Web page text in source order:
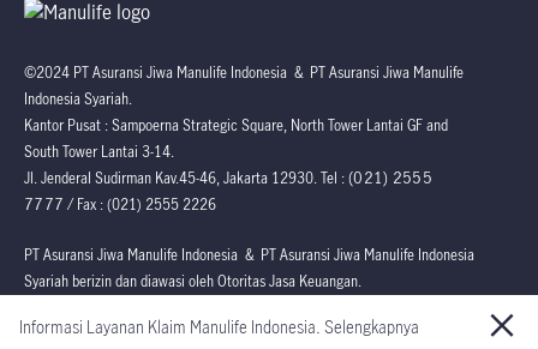
Informasi Layanan Klaim Manulife Indonesia. Selengkapnya
©2024 PT Asuransi Jiwa Manulife Indonesia & PT Asuransi Jiwa Manulife
Indonesia Syariah.
Kantor Pusat : Sampoerna Strategic Square, North Tower Lantai GF and
South Tower Lantai 3-14.
Jl. Jenderal Sudirman Kav.45-46, Jakarta 12930. Tel :(021) 2555
7777 / Fax : (021) 2555 2226
PT Asuransi Jiwa Manulife Indonesia & PT Asuransi Jiwa Manulife Indonesia
Syariah berizin dan diawasi oleh Otoritas Jasa Keuangan.